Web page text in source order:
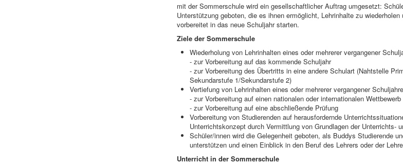
mit der Sommerschule wird ein gesellschaftlicher Auftrag umgesetzt:
Unterstützung geboten, die es ihnen ermöglicht, Lehrinhalte zu
vorbereitet in das neue Schuljahr starten.
Ziele der Sommerschule
Wiederholung von Lehrinhalten eines oder mehrerer vergangener
- zur Vorbereitung auf das kommende Schuljahr
- zur Vorbereitung des Übertritts in eine andere Schulart (Nahtstelle
Sekundarstufe 1/Sekundarstufe 2)
Vertiefung von Lehrinhalten eines oder mehrerer vergangener
- zur Vorbereitung auf einen nationalen oder internationalen Wettbewerb
- zur Vorbereitung auf eine abschließende Prüfung
Vorbereitung von Studierenden auf herausfordernde
Unterrichtskonzept durch Vermittlung von Grundlagen der Unterrichts-
Schüler/innen wird die Gelegenheit geboten, als Buddys Studierende
unterstützen und einen Einblick in den Beruf des Lehrers oder der
Unterricht in der Sommerschule